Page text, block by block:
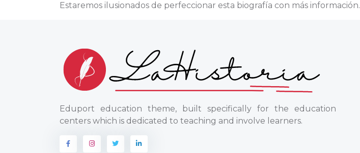
Estaremos ilusionados de perfeccionar esta biografía con más información.
Eduport education theme, built specifically for the education
centers which is dedicated to teaching and involve learners.